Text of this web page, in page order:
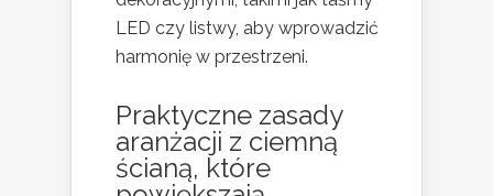
LED czy listwy, aby wprowadzić
harmonię w przestrzeni.
Praktyczne zasady
aranżacji z ciemną
ścianą, które